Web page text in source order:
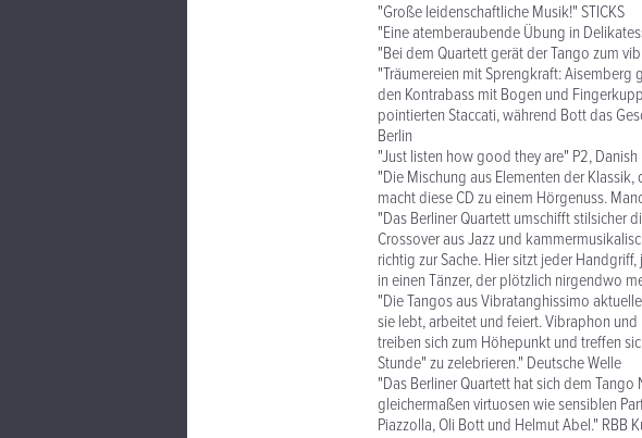
"Große leidenschaftliche Musik!" STICKS
"Eine atemberaubende Übung in
"Bei dem Quartett gerät der Tango zum
"Träumereien mit Sprengkraft:
den Kontrabass mit Bogen und
pointierten Staccati, während Bott das
Berlin
"Just listen how good they are" P2, Danish
"Die Mischung aus Elementen der
macht diese CD zu einem Hörgenuss.
"Das Berliner Quartett umschifft stilsicher
Crossover aus Jazz und
richtig zur Sache. Hier sitzt jeder
in einen Tänzer, der plötzlich nirgendwo
"Die Tangos aus Vibratanghissimo
sie lebt, arbeitet und feiert. Vibraphon
treiben sich zum Höhepunkt und treffen
Stunde" zu zelebrieren." Deutsche Welle
"Das Berliner Quartett hat sich dem
gleichermaßen virtuosen wie sensiblen
Piazzolla, Oli Bott und Helmut Abel." RBB